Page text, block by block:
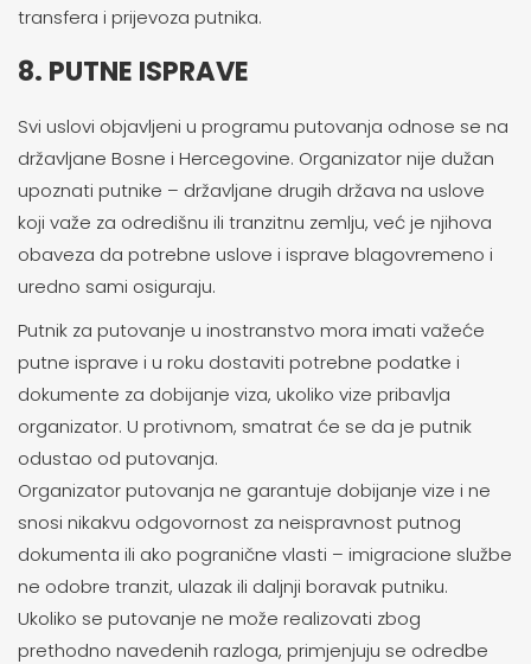
transfera i prijevoza putnika.
8. PUTNE ISPRAVE
Svi uslovi objavljeni u programu putovanja odnose se na
državljane Bosne i Hercegovine. Organizator nije dužan
upoznati putnike – državljane drugih država na uslove
koji važe za odredišnu ili tranzitnu zemlju, već je njihova
obaveza da potrebne uslove i isprave blagovremeno i
uredno sami osiguraju.
Putnik za putovanje u inostranstvo mora imati važeće
putne isprave i u roku dostaviti potrebne podatke i
dokumente za dobijanje viza, ukoliko vize pribavlja
organizator. U protivnom, smatrat će se da je putnik
odustao od putovanja.
Organizator putovanja ne garantuje dobijanje vize i ne
snosi nikakvu odgovornost za neispravnost putnog
dokumenta ili ako pogranične vlasti – imigracione službe
ne odobre tranzit, ulazak ili daljnji boravak putniku.
Ukoliko se putovanje ne može realizovati zbog
prethodno navedenih razloga, primjenjuju se odredbe